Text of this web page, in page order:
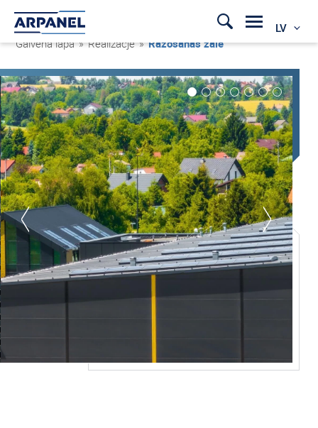
LV
Galvenā lapa » Realizacje »Ražošanas zāle